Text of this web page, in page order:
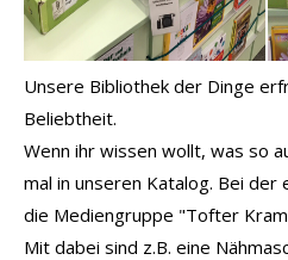
Unsere Bibliothek der Dinge
Beliebtheit.
Wenn ihr wissen wollt, was so
mal in unseren Katalog. Bei
die Mediengruppe "Tofter
Mit dabei sind z.B. eine